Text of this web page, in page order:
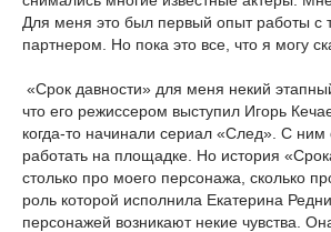
Для меня это был первый опыт работы с
партнером. Но пока это все, что я могу
«Срок давности» для меня некий
что его режиссером выступил Игорь
когда-то начинали сериал «След». С ним
работать на площадке. Но история
столько про моего персонажа, сколько
роль которой исполнила Екатерина
персонажей возникают некие чувства.